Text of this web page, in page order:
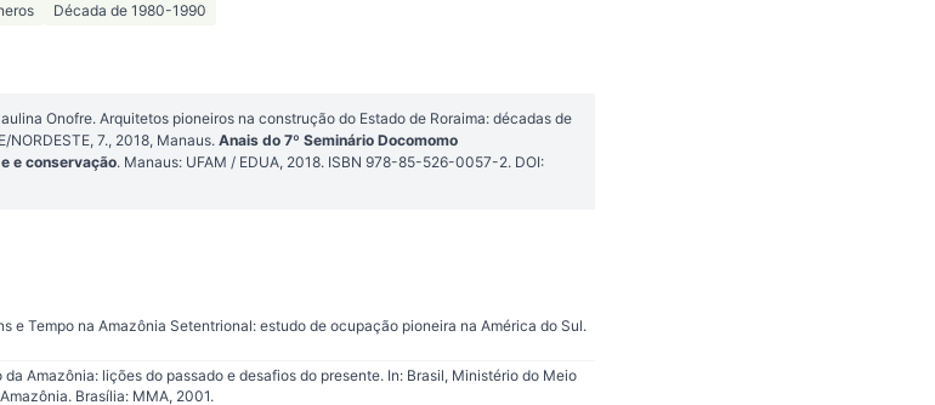
Década de 1980-1990
Onofre. Arquitetos pioneiros na construção do Estado de Roraima: décadas de
NORDESTE, 7., 2018, Manaus. Anais do 7º Seminário Docomomo
e conservação. Manaus: UFAM / EDUA, 2018. ISBN 978-85-526-0057-2. DOI:
e Tempo na Amazônia Setentrional: estudo de ocupação pioneira na América do Sul.
Amazônia: lições do passado e desafios do presente. In: Brasil, Ministério do Meio
Brasília: MMA, 2001.